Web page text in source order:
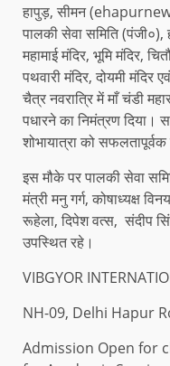
हापुड़, सीमन
पालकी सेवा समिति (पंजी०),
महामाई मंदिर, भूमि मंदिर,
पथवारी मंदिर, दोयमी मंदिर
चैत्र नवरात्रि में माँ चंडी
पधारने का निमंत्रण दिया।
शोभायात्रा को
इस मौके पर पालकी सेवा
मंत्री मनु गर्ग, कोषाध्यक्ष
रूहेला, दिपेश वत्स, संदीप
उपस्थित रहे।
VIBGYOR
NH-09, Delhi Hapur
Admission Open for